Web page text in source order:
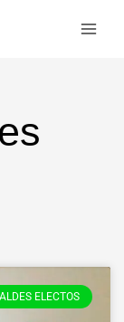
ELECTOS